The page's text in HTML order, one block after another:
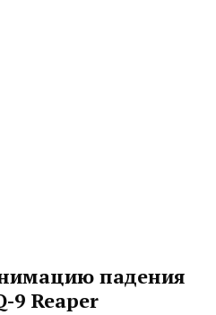
падения
9 Reaper